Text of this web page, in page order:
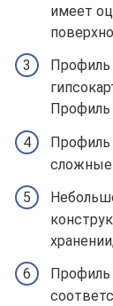
имеет
Профиль
Профиль
сложные
Профиль